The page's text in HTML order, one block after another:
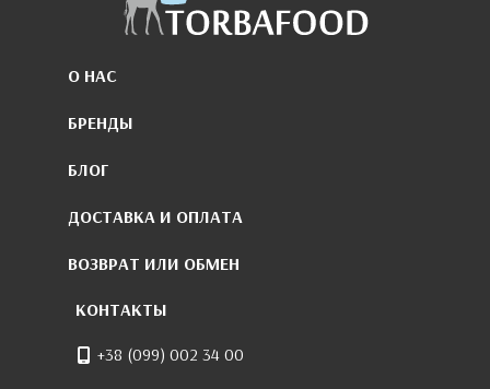
О НАС
БРЕНДЫ
БЛОГ
ДОСТАВКА И ОПЛАТА
ВОЗВРАТ ИЛИ ОБМЕН
КОНТАКТЫ
+38 (099) 002 34 00